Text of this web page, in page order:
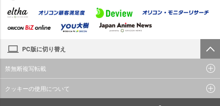
PC版に切り替え
禁無断複写転載
クッキーの使用について